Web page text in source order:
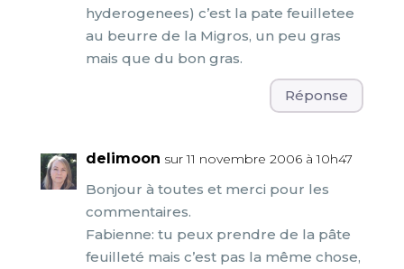
hyderogenees) c’est la pate feuilletee
au beurre de la Migros, un peu gras
mais que du bon gras.
Réponse
delimoon sur 11 novembre 2006 à 10h47
Bonjour à toutes et merci pour les
commentaires.
Fabienne: tu peux prendre de la pâte
feuilleté mais c’est pas la même chose,